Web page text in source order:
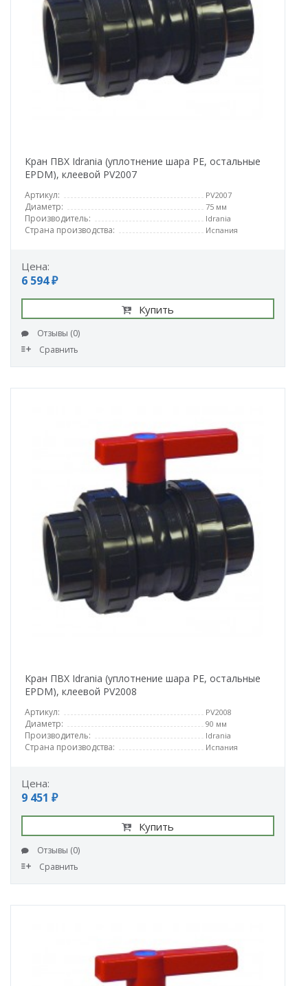
Кран ПВХ Idrania (уплотнение шара PE, остальные
EPDM), клеевой PV2007
Артикул: PV2007
Диаметр: 75 мм
Производитель: Idrania
Страна производства: Испания
Цена:
6 594 ₽
Купить
Отзывы (0)
Сравнить
Кран ПВХ Idrania (уплотнение шара PE, остальные
EPDM), клеевой PV2008
Артикул: PV2008
Диаметр: 90 мм
Производитель: Idrania
Страна производства: Испания
Цена:
9 451 ₽
Купить
Отзывы (0)
Сравнить